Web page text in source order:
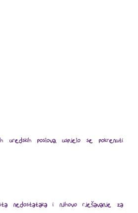
uredskih poslova, uspjelo se pokrenuti
nedostataka i njihovo rješavanje za